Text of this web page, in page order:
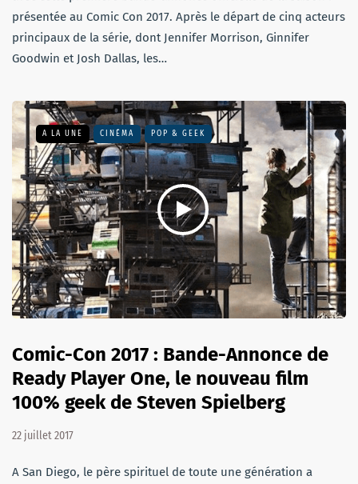
présentée au Comic Con 2017. Après le départ de cinq acteurs
principaux de la série, dont Jennifer Morrison, Ginnifer
Goodwin et Josh Dallas, les…
A LA UNE CINÉMA POP & GEEK
Comic-Con 2017 : Bande-Annonce de
Ready Player One, le nouveau film
100% geek de Steven Spielberg
22 juillet 2017
A San Diego, le père spirituel de toute une génération a